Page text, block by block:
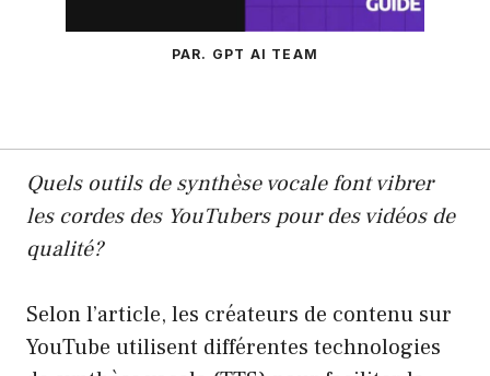
PAR. GPT AI TEAM
Quels outils de synthèse vocale font vibrer
les cordes des YouTubers pour des vidéos de
qualité?
Selon l’article, les créateurs de contenu sur
YouTube utilisent différentes technologies